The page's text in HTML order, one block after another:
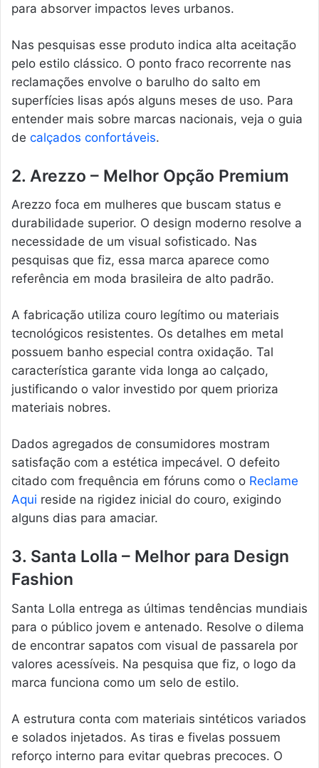
para absorver impactos leves urbanos.
Nas pesquisas esse produto indica alta aceitação
pelo estilo clássico. O ponto fraco recorrente nas
reclamações envolve o barulho do salto em
superfícies lisas após alguns meses de uso. Para
entender mais sobre marcas nacionais, veja o guia
de calçados confortáveis.
2. Arezzo – Melhor Opção Premium
Arezzo foca em mulheres que buscam status e
durabilidade superior. O design moderno resolve a
necessidade de um visual sofisticado. Nas
pesquisas que fiz, essa marca aparece como
referência em moda brasileira de alto padrão.
A fabricação utiliza couro legítimo ou materiais
tecnológicos resistentes. Os detalhes em metal
possuem banho especial contra oxidação. Tal
característica garante vida longa ao calçado,
justificando o valor investido por quem prioriza
materiais nobres.
Dados agregados de consumidores mostram
satisfação com a estética impecável. O defeito
citado com frequência em fóruns como o Reclame
Aqui reside na rigidez inicial do couro, exigindo
alguns dias para amaciar.
3. Santa Lolla – Melhor para Design
Fashion
Santa Lolla entrega as últimas tendências mundiais
para o público jovem e antenado. Resolve o dilema
de encontrar sapatos com visual de passarela por
valores acessíveis. Na pesquisa que fiz, o logo da
marca funciona como um selo de estilo.
A estrutura conta com materiais sintéticos variados
e solados injetados. As tiras e fivelas possuem
reforço interno para evitar quebras precoces. O